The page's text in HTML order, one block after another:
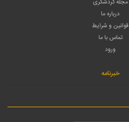
مجله گردشگری
درباره ما
قوانین و شرایط
تماس با ما
ورود
خبرنامه